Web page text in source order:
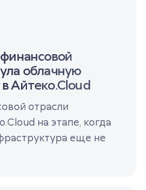
облачную
Айтеко.Cloud
отрасли
на этапе, когда
еще не